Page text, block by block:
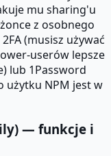
mu sharing'u
z osobnego
(musisz używać
userów lepsze
lub 1Password
użytku NPM jest w
— funkcje i